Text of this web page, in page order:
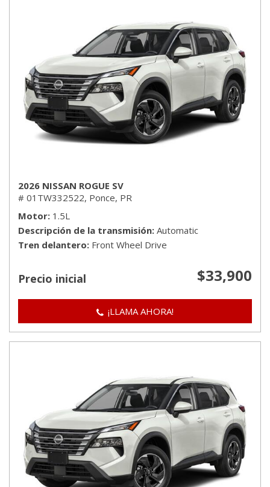
2026 NISSAN ROGUE SV
# 01TW332522, Ponce, PR
Motor 1.5L
Descripción de la transmisión Automatic
Tren delantero Front Wheel Drive
Precio inicial $33,900
¡LLAMA AHORA!